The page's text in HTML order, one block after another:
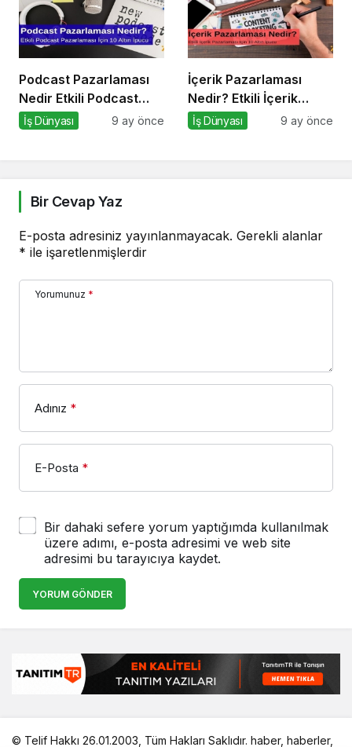
Podcast Pazarlaması
Nedir Etkili Podcast
Pazarlaması için 10
İş Dünyası 9 ay önce
İçerik Pazarlaması
Nedir? Etkili İçerik
Pazarlaması İçin 10
İş Dünyası 9 ay önce
Bir Cevap Yaz
E-posta adresiniz yayınlanmayacak. Gerekli alanlar
* ile işaretlenmişlerdir
Yorumunuz *
Adınız *
E-Posta *
Bir dahaki sefere yorum yaptığımda kullanılmak
üzere adımı, e-posta adresimi ve web site
adresimi bu tarayıcıya kaydet.
YORUM GÖNDER
© Telif Hakkı 26.01.2003, Tüm Hakları Saklıdır. haber, haberler,